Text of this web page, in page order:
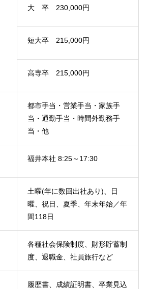
大 卒 230,000円
短大卒 215,000円
高専卒 215,000円
都市手当・営業手当・家族手
当・通勤手当・時間外勤務手
当・他
福井本社 8:25～17:30
土曜(年に数回出社あり)、日
曜、祝日、夏季、年末年始／年
間118日
各種社会保険制度、財形貯蓄制
度、退職金、社員旅行など
履歴書、成績証明書、卒業見込